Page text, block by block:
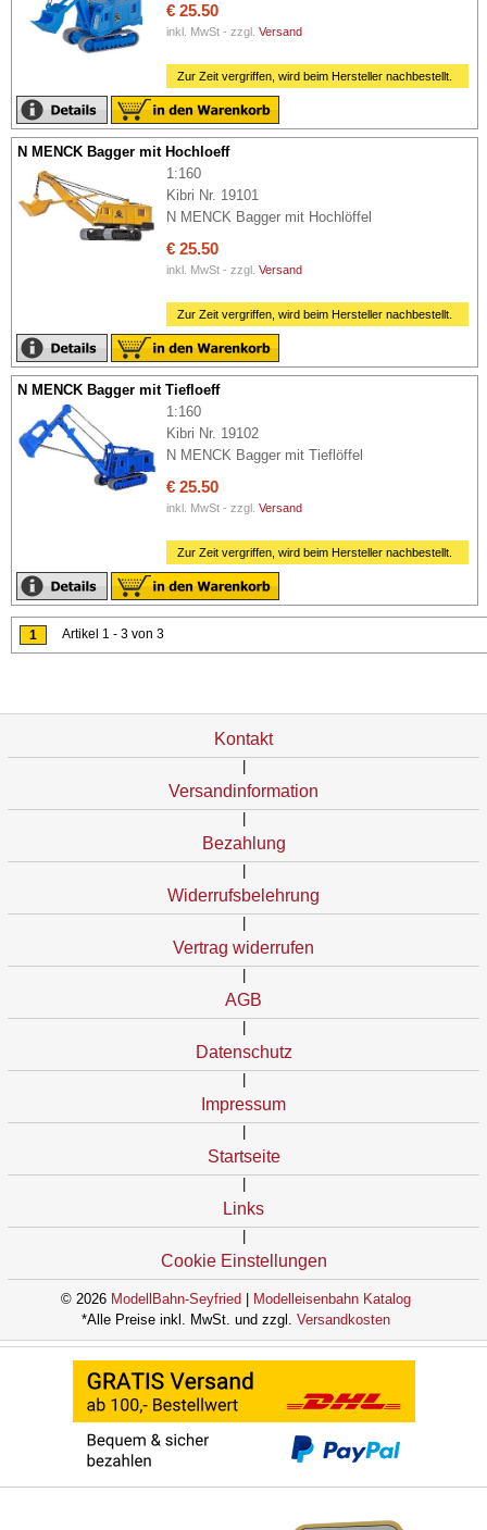
€ 25.50
inkl. MwSt - zzgl. Versand
Zur Zeit vergriffen, wird beim Hersteller nachbestellt.
N MENCK Bagger mit Hochloeff
1:160
Kibri Nr. 19101
N MENCK Bagger mit Hochlöffel
€ 25.50
inkl. MwSt - zzgl. Versand
Zur Zeit vergriffen, wird beim Hersteller nachbestellt.
N MENCK Bagger mit Tiefloeff
1:160
Kibri Nr. 19102
N MENCK Bagger mit Tieflöffel
€ 25.50
inkl. MwSt - zzgl. Versand
Zur Zeit vergriffen, wird beim Hersteller nachbestellt.
1 Artikel 1 - 3 von 3
Kontakt
Versandinformation
Bezahlung
Widerrufsbelehrung
Vertrag widerrufen
AGB
Datenschutz
Impressum
Startseite
Links
Cookie Einstellungen
© 2026 ModellBahn-Seyfried
Modelleisenbahn Katalog
*Alle Preise inkl. MwSt. und zzgl. Versandkosten